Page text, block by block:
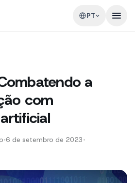
PT
a
com
•6 de setembro de 2023•